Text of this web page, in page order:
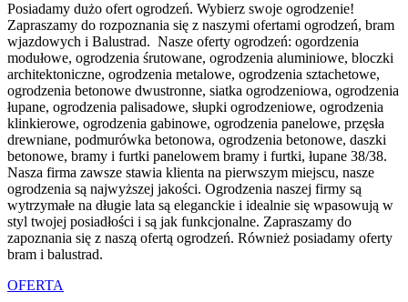
Posiadamy dużo ofert ogrodzeń. Wybierz swoje ogrodzenie!
Zapraszamy do rozpoznania się z naszymi ofertami ogrodzeń, bram
wjazdowych i Balustrad. Nasze oferty ogrodzeń: ogordzenia
modułowe, ogrodzenia śrutowane, ogrodzenia aluminiowe, bloczki
architektoniczne, ogrodzenia metalowe, ogrodzenia sztachetowe,
ogrodzenia betonowe dwustronne, siatka ogrodzeniowa, ogrodzenia
łupane, ogrodzenia palisadowe, słupki ogrodzeniowe, ogrodzenia
klinkierowe, ogrodzenia gabinowe, ogrodzenia panelowe, przęsła
drewniane, podmurówka betonowa, ogrodzenia betonowe, daszki
betonowe, bramy i furtki panelowem bramy i furtki, łupane 38/38.
Nasza firma zawsze stawia klienta na pierwszym miejscu, nasze
ogrodzenia są najwyższej jakości. Ogrodzenia naszej firmy są
wytrzymałe na długie lata są eleganckie i idealnie się wpasowują w
styl twojej posiadłości i są jak funkcjonalne. Zapraszamy do
zapoznania się z naszą ofertą ogrodzeń. Również posiadamy oferty
bram i balustrad.
OFERTA